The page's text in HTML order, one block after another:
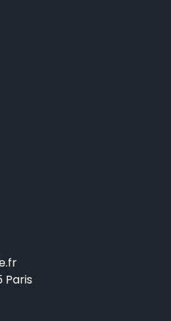
Paris